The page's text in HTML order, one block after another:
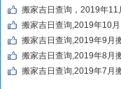
搬家吉日查询，2019年11
搬家吉日查询,2019年10
搬家吉日查询,2019年9月
搬家吉日查询,2019年8月
搬家吉日查询,2019年7月